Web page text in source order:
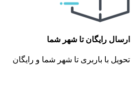
ارسال رایگان تا شهر شما
تحویل با باربری تا شهر شما و رایگان